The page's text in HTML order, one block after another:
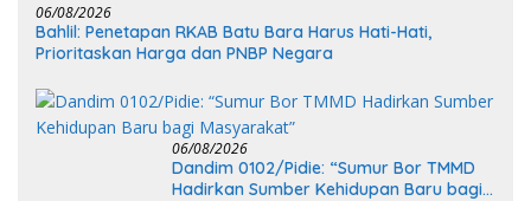
06/08/2026
Bahlil: Penetapan RKAB Batu Bara Harus Hati-Hati,
Prioritaskan Harga dan PNBP Negara
06/08/2026
Dandim 0102/Pidie: “Sumur Bor TMMD
Hadirkan Sumber Kehidupan Baru bagi